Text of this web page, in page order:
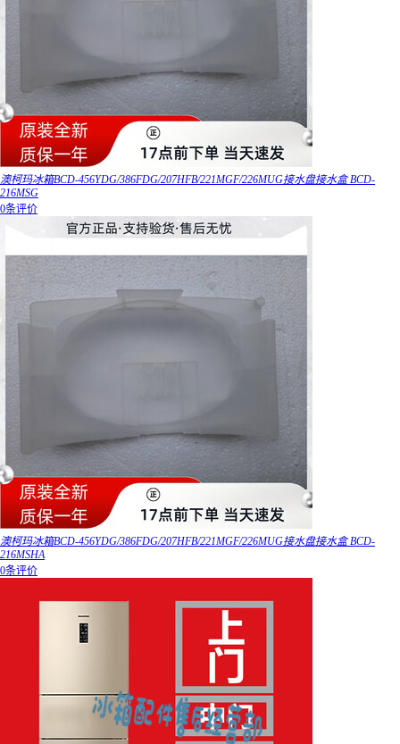
澳柯玛冰箱BCD-456YDG/386FDG/207HFB/221MGF/226MUG接水盘接水盒 BCD-
216MSG
0条评价
澳柯玛冰箱BCD-456YDG/386FDG/207HFB/221MGF/226MUG接水盘接水盒 BCD-
216MSHA
0条评价